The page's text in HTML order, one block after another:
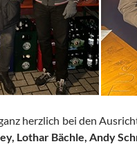
herzlich bei den
Lothar Bächle, Andy